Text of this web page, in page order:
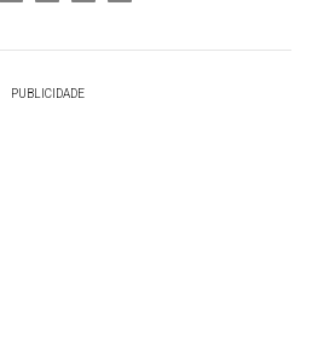
PUBLICIDADE